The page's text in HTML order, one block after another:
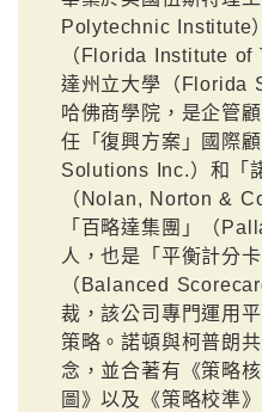
Polytechnic Institute
（Florida Institute of
達州立大學（Florida
哈佛商學院，是企管
任「復興方案」國際
Solutions Inc.）和「
（Nolan, Norton &
「百略達集團」（
人，也是「平衡計分
（Balanced
裁，該公司專門運用
策略。諾頓與柯普朗
念，並合著有《策略
圖》以及《策略校準》